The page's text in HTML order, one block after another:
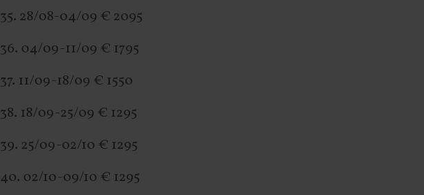
35. 28/08-04/09 € 2095
36. 04/09-11/09 € 1795
37. 11/09-18/09 € 1550
38. 18/09-25/09 € 1295
39. 25/09-02/10 € 1295
40. 02/10-09/10 € 1295